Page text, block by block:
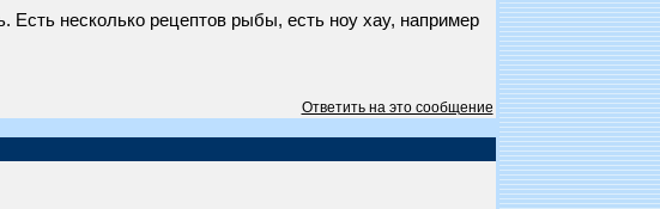
несколько рецептов рыбы, есть ноу хау, например
Ответить на это сообщение